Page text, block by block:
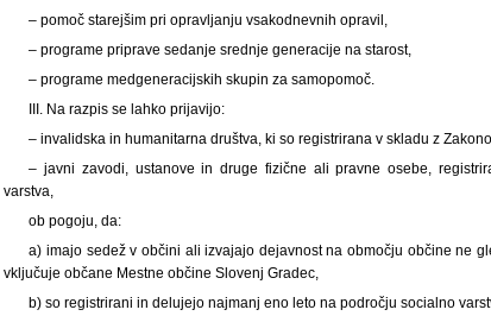
– pomoč starejšim pri opravljanju vsakodnevnih opravil,
– programe priprave sedanje srednje generacije na starost,
– programe medgeneracijskih skupin za samopomoč.
III. Na razpis se lahko prijavijo:
– invalidska in humanitarna društva, ki so registrirana v skladu z
– javni zavodi, ustanove in druge fizične ali pravne osebe,
varstva,
ob pogoju, da:
a) imajo sedež v občini ali izvajajo dejavnost na območju občine ne
vključuje občane Mestne občine Slovenj Gradec,
b) so registrirani in delujejo najmanj eno leto na področju socialno